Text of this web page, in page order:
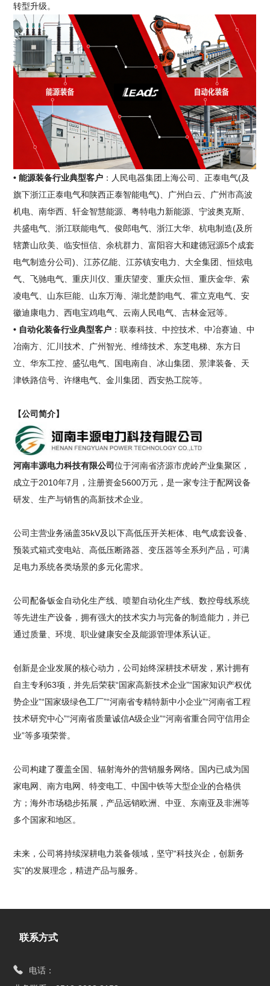
转型升级。
• 能源装备行业典型客户 ：人民电器集团上海公司、正泰电气(及
旗下浙江正泰电气和陕西正泰智能电气)、广州白云、广州市高波
机电、南华西、轩金智慧能源、粤特电力新能源、宁波奥克斯、
共盛电气、浙江联能电气、俊郎电气、浙江大华、杭电制造(及所
辖萧山欣美、临安恒信、余杭群力、富阳容大和建德冠源5个成套
电气制造分公司)、江苏亿能、江苏镇安电力、大全集团、恒炫电
气、飞驰电气、重庆川仪、重庆望变、重庆众恒、重庆金华、索
凌电气、山东巨能、山东万海、湖北楚韵电气、霍立克电气、安
徽迪康电力、西电宝鸡电气、云南人民电气、吉林金冠等。
• 自动化装备行业典型客户 ：联泰科技、中控技术、中冶赛迪、中
冶南方、汇川技术、广州智光、维缔技术、东芝电梯、东方日
立、华东工控、盛弘电气、国电南自、冰山集团、景津装备、天
津铁路信号、许继电气、金川集团、西安热工院等。
【公司简介】
河南丰源电力科技有限公司位于河南省济源市虎岭产业集聚区，
成立于2010年7月，注册资金5600万元，是一家专注于配网设备
研发、生产与销售的高新技术企业。
公司主营业务涵盖35kV及以下高低压开关柜体、电气成套设备、
预装式箱式变电站、高低压断路器、变压器等全系列产品，可满
足电力系统各类场景的多元化需求。
公司配备钣金自动化生产线、喷塑自动化生产线、数控母线系统
等先进生产设备，拥有强大的技术实力与完备的制造能力，并已
通过质量、环境、职业健康安全及能源管理体系认证。
创新是企业发展的核心动力，公司始终深耕技术研发，累计拥有
自主专利63项，并先后荣获“国家高新技术企业”“国家知识产权优
势企业”“国家级绿色工厂”“河南省专精特新中小企业”“河南省工程
技术研究中心”“河南省质量诚信A级企业”“河南省重合同守信用企
业”等多项荣誉。
公司构建了覆盖全国、辐射海外的营销服务网络。国内已成为国
家电网、南方电网、特变电工、中国中铁等大型企业的合格供
方；海外市场稳步拓展，产品远销欧洲、中亚、东南亚及非洲等
多个国家和地区。
未来，公司将持续深耕电力装备领域，坚守“科技兴企，创新务
实”的发展理念，精进产品与服务。
联系方式
电话：